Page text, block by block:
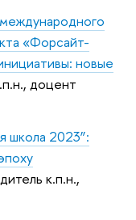
«Форсайт-
новые
доцент
школа 2023”:
к.п.н.,